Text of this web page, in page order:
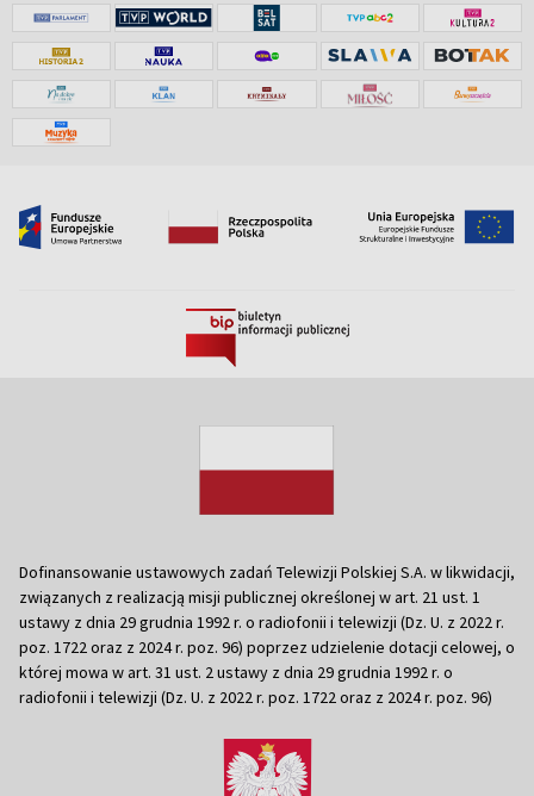
Dofinansowanie ustawowych zadań Telewizji Polskiej S.A. w likwidacji,
związanych z realizacją misji publicznej określonej w art. 21 ust. 1
ustawy z dnia 29 grudnia 1992 r. o radiofonii i telewizji (Dz. U. z 2022 r.
poz. 1722 oraz z 2024 r. poz. 96) poprzez udzielenie dotacji celowej, o
której mowa w art. 31 ust. 2 ustawy z dnia 29 grudnia 1992 r. o
radiofonii i telewizji (Dz. U. z 2022 r. poz. 1722 oraz z 2024 r. poz. 96)